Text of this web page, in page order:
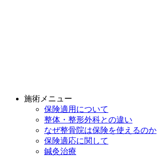
施術メニュー
保険適用について
整体・整形外科との違い
なぜ整骨院は保険を使えるのか
保険適応に関して
鍼灸治療